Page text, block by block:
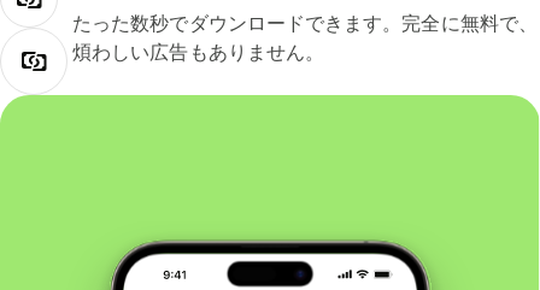
たった数秒でダウンロードできます。完全に無料で、
煩わしい広告もありません。